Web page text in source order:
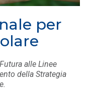
per
alle Linee
della Strategia